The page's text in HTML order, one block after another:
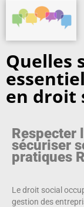
Quelles
en droit
Respecter
sécuriser
pratiques
Le droit social
gestion des